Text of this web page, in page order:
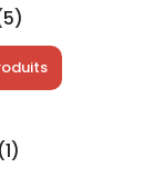
(1)